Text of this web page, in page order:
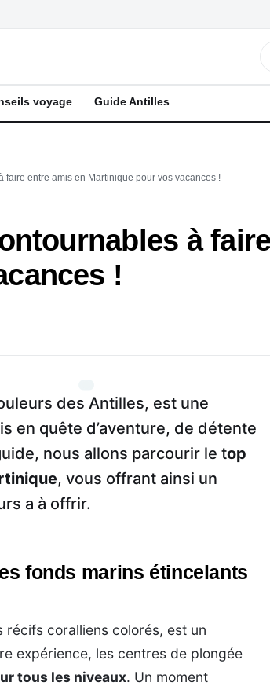
voyage Guide Antilles
faire entre amis en Martinique pour vos vacances !
à
!
des Antilles, est une
en quête d’aventure, de détente
nous allons parcourir le top
, vous offrant ainsi un
a à offrir.
fonds marins étincelants
coralliens colorés, est un
expérience, les centres de plongée
tous les niveaux. Un moment